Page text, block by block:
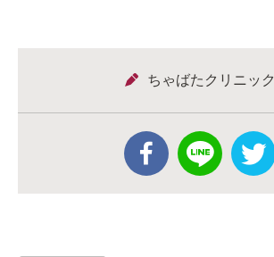
ちゃばたクリニック